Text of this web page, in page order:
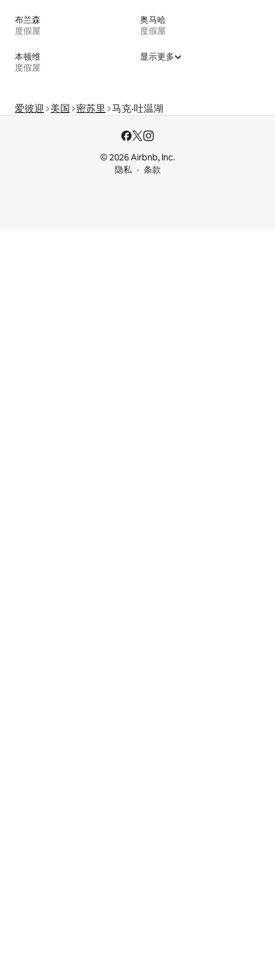
布兰森
度假屋
奥马哈
度假屋
本顿维
度假屋
显示更多
爱彼迎 美国 密苏里 马克·吐温湖
© 2026 Airbnb, Inc.
隐私
条款